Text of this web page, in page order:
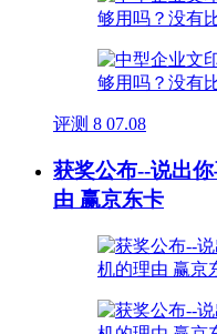
评测 8 07.08
获奖公布--说出
由 赢京东卡